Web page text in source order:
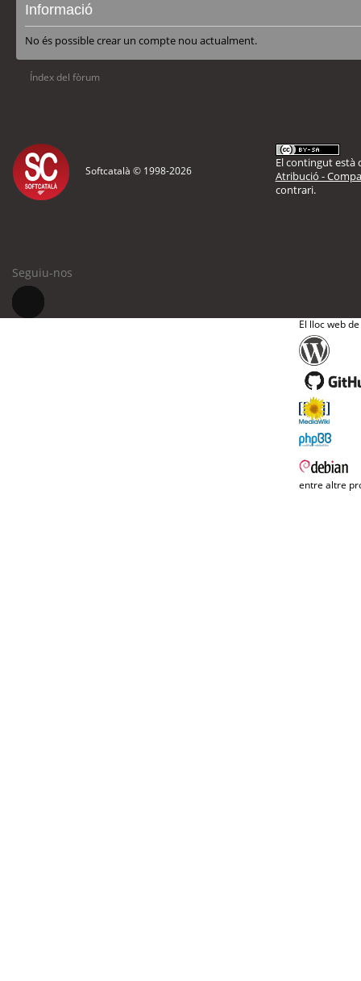
Informació
No és possible crear un compte nou actualment.
Índex del fòrum
Softcatalà © 1998-2026
El contingut està
Atribució -
contrari.
Seguiu-nos
El lloc web
entre altre